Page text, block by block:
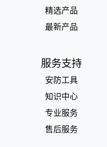
精选产品
最新产品
服务支持
安防工具
知识中心
专业服务
售后服务